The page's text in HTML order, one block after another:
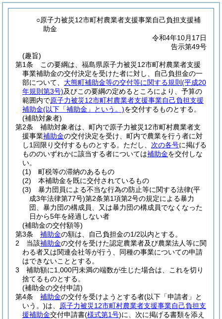
○原子力被災12市町村農業者支援事業自己負担支援補
助金
令和4年10月17日
告示第49号
(趣旨)
第1条
この要綱は、福島県原子力被災12市町村農業者支援
事業補助金の交付決定を受けた者に対し、自己負担金の一
部について、 大熊町補助金等の交付等に関する規則 (平成20
年規則第3号)及びこの要綱の定めるところにより、予算の
範囲内で原子力被災12市町村農業者支援事業自己負担支援
補助金(以下「補助金」という。)を交付するものとする。
(補助対象者)
第2条
補助対象者は、町内で原子力被災12市町村農業者支
援事業補助金の交付決定を受け、町内で農業を行う者に対
し1回限り交付するものとする。 ただし、 次の各号に掲げる
もののいずれかに該当する者については補助金を交付しな
い。
(1)
町税等の滞納のあるもの
(2)
本補助金を既に交付されているもの
(3)
暴力団員による不当な行為の防止等に関する法律(平
成3年法律第77号)第2条第1項第2号の規定による暴力
団、暴力団の構成員、又は暴力団の構成員でなくなった
日から5年を経過しない者
(補助金の交付額等)
第3条
補助金の額は、自己負担金の1/2以内とする。
2
当該補助金の交付を受けた認定農業者及び農業法人等に関
わる者又は関連会社等が行う、同種の事業についての申請
はできないこととする。
3
補助額に1,000円未満の端数が生じた場合は、これを切り
捨てるものとする。
(補助金の交付申請)
第4条
補助金の交付を受けようとする者(以下「申請者」と
いう。)は、
原子力被災12市町村農業者支援事業自己負担支
援補助金交付申請書(様式第1号)に、次に掲げる書類を添え